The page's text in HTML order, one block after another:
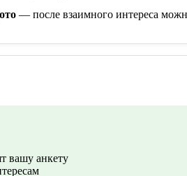
— после взаимного интереса
вашу анкету